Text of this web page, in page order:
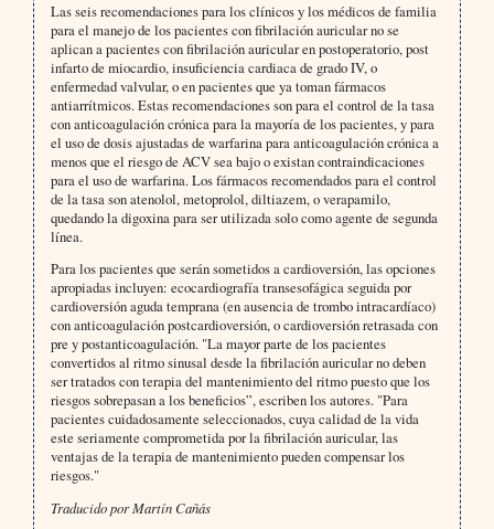
Las seis recomendaciones para los clínicos y los médicos de familia
para el manejo de los pacientes con fibrilación auricular no se
aplican a pacientes con fibrilación auricular en postoperatorio, post
infarto de miocardio, insuficiencia cardiaca de grado IV, o
enfermedad valvular, o en pacientes que ya toman fármacos
antiarrítmicos. Estas recomendaciones son para el control de la tasa
con anticoagulación crónica para la mayoría de los pacientes, y para
el uso de dosis ajustadas de warfarina para anticoagulación crónica a
menos que el riesgo de ACV sea bajo o existan contraindicaciones
para el uso de warfarina. Los fármacos recomendados para el control
de la tasa son atenolol, metoprolol, diltiazem, o verapamilo,
quedando la digoxina para ser utilizada solo como agente de segunda
línea.
Para los pacientes que serán sometidos a cardioversión, las opciones
apropiadas incluyen: ecocardiografía transesofágica seguida por
cardioversión aguda temprana (en ausencia de trombo intracardíaco)
con anticoagulación postcardioversión, o cardioversión retrasada con
pre y postanticoagulación. "La mayor parte de los pacientes
convertidos al ritmo sinusal desde la fibrilación auricular no deben
ser tratados con terapia del mantenimiento del ritmo puesto que los
riesgos sobrepasan a los beneficios”, escriben los autores. "Para
pacientes cuidadosamente seleccionados, cuya calidad de la vida
este seriamente comprometida por la fibrilación auricular, las
ventajas de la terapia de mantenimiento pueden compensar los
riesgos."
Traducido por Martín Cañás